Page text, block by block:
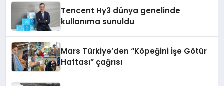
Tencent Hy3 dünya genelinde
kullanıma sunuldu
Mars Türkiye’den “Köpeğini İşe Götür
Haftası” çağrısı